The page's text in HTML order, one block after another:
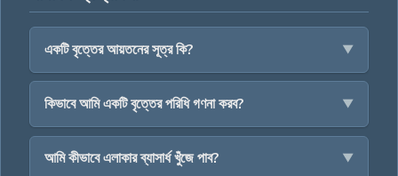
একটি বৃত্তের আয়তনের সূত্র কি?
কিভাবে আমি একটি বৃত্তের পরিধি গণনা করব?
আমি কীভাবে এলাকার ব্যাসার্ধ খুঁজে পাব?